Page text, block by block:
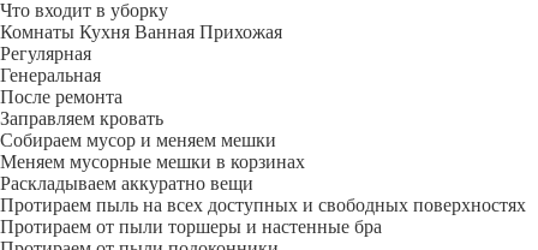
Что входит в уборку
Регу­лярная
Гене­ральная
После ремонта
Заправляем кровать
Собираем мусор и меняем мешки
Меняем мусорные мешки в корзинах
Раскладываем аккуратно вещи
Протираем пыль на всех доступных и свободных поверхностях
Протираем от пыли торшеры и настенные бра